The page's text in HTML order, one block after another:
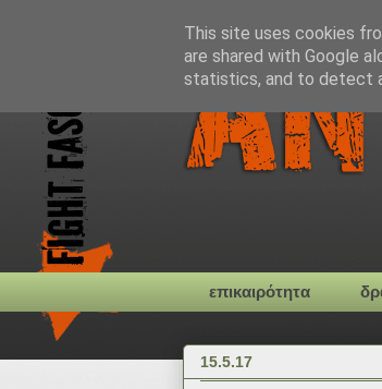
επικαιρότητα
15.5.17
This site uses cookies
are shared with Google
statistics, and to detect